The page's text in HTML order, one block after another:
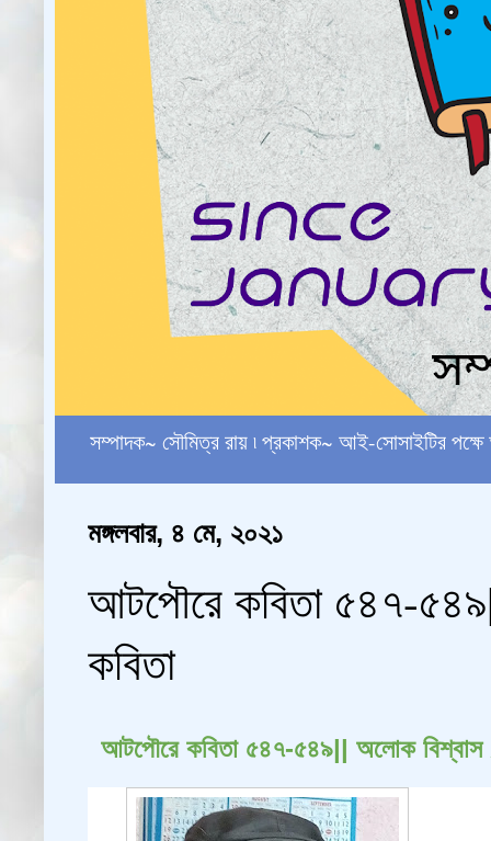
সম্পাদক~ সৌমিত্র রায় ৷ প্রকাশক~ আই-সোসাইটির
মঙ্গলবার, ৪ মে, ২০২১
আটপৌরে কবিতা ৫৪৭-
কবিতা
আটপৌরে কবিতা ৫৪৭-৫৪৯|| অলোক